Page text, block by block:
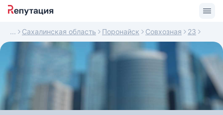
Сахалинская область Поронайск Совхозная 23